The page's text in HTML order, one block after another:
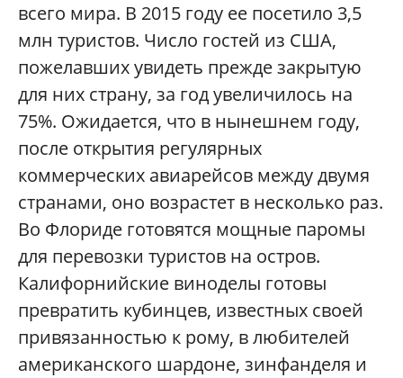
всего мира. В 2015 году ее посетило 3,5
млн туристов. Число гостей из США,
пожелавших увидеть прежде закрытую
для них страну, за год увеличилось на
75%. Ожидается, что в нынешнем году,
после открытия регулярных
коммерческих авиарейсов между двумя
странами, оно возрастет в несколько раз.
Во Флориде готовятся мощные паромы
для перевозки туристов на остров.
Калифорнийские виноделы готовы
превратить кубинцев, известных своей
привязанностью к рому, в любителей
американского шардоне, зинфанделя и